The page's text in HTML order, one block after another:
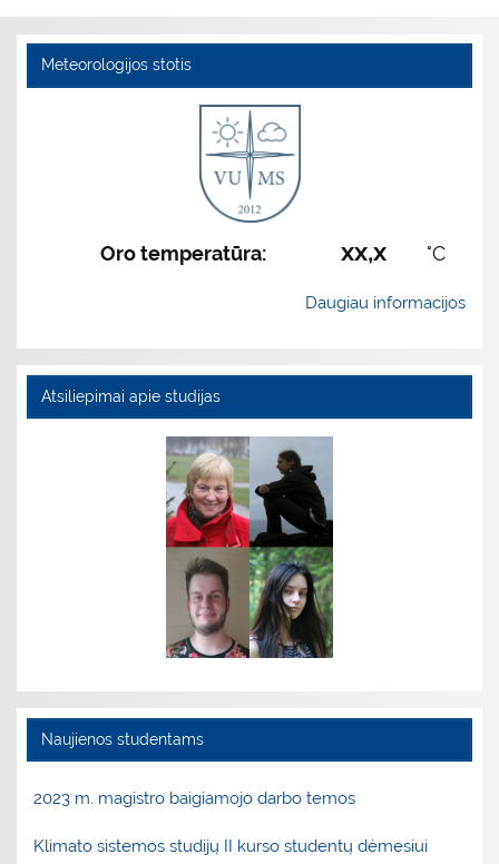
Meteorologijos stotis
Oro temperatūra: xx,x °C
Daugiau informacijos
Atsiliepimai apie studijas
Naujienos studentams
2023 m. magistro baigiamojo darbo temos
Klimato sistemos studijų II kurso studentų dėmesiui